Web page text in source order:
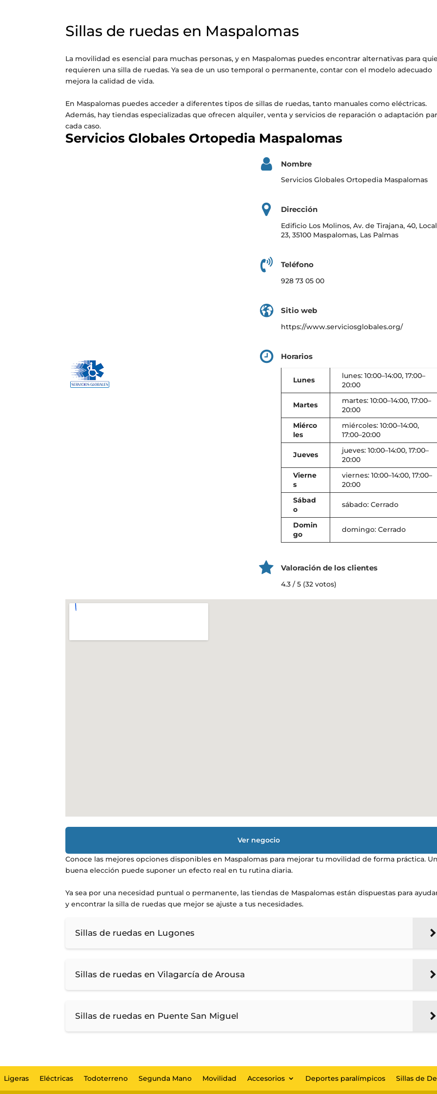
Sillas de ruedas en Maspalomas
La movilidad es esencial para muchas personas, y en Maspalomas puedes encontrar alternativas para
requieren una silla de ruedas. Ya sea de un uso temporal o permanente, contar con el modelo adecuado
mejora la calidad de vida.
En Maspalomas puedes acceder a diferentes tipos de sillas de ruedas, tanto manuales como eléctricas.
Además, hay tiendas especializadas que ofrecen alquiler, venta y servicios de reparación o adaptación
cada caso.
Servicios Globales Ortopedia Maspalomas
Nombre
Servicios Globales Ortopedia Maspalomas
Dirección
Edificio Los Molinos, Av. de Tirajana, 40,
23, 35100 Maspalomas, Las Palmas
Teléfono
928 73 05 00
Sitio web
https://www.serviciosglobales.org/
Horarios
Lunes
lunes: 10:00–14:00, 17:00–
20:00
Martes
martes: 10:00–14:00, 17:00–
20:00
Miérco
les
miércoles: 10:00–14:00,
17:00–20:00
Jueves
jueves: 10:00–14:00, 17:00–
20:00
Vierne
s
viernes: 10:00–14:00, 17:00–
20:00
Sábad
o
sábado: Cerrado
Domin
go
domingo: Cerrado
Valoración de los clientes
4.3 / 5 (32 votos)
Ver negocio
Conoce las mejores opciones disponibles en Maspalomas para mejorar tu movilidad de forma práctica.
buena elección puede suponer un efecto real en tu rutina diaria.
Ya sea por una necesidad puntual o permanente, las tiendas de Maspalomas están dispuestas para
y encontrar la silla de ruedas que mejor se ajuste a tus necesidades.
Sillas de ruedas en Lugones
Sillas de ruedas en Vilagarcía de Arousa
Sillas de ruedas en Puente San Miguel
Ligeras Eléctricas Todoterreno Segunda Mano Movilidad Accesorios Deportes paralímpicos Sillas de